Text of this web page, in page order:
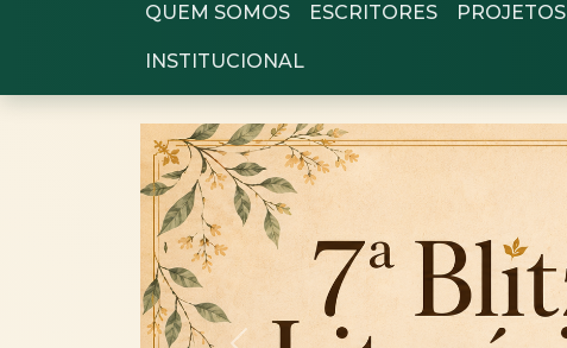
QUEM SOMOS ESCRITORES PROJETOS
INSTITUCIONAL